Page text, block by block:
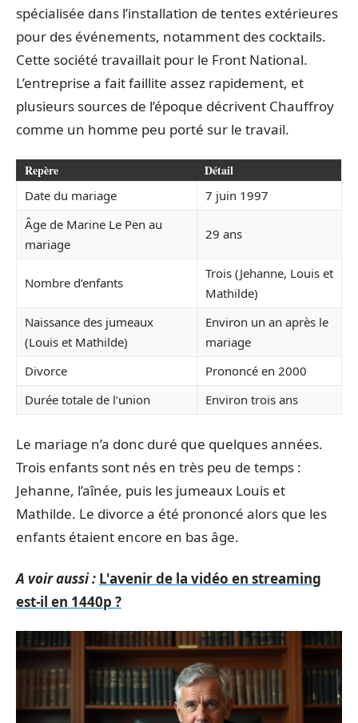
spécialisée dans l’installation de tentes extérieures
pour des événements, notamment des cocktails.
Cette société travaillait pour le Front National.
L’entreprise a fait faillite assez rapidement, et
plusieurs sources de l’époque décrivent Chauffroy
comme un homme peu porté sur le travail.
Repère Détail
Date du mariage
7 juin 1997
Âge de Marine Le Pen au
mariage
29 ans
Nombre d’enfants
Trois (Jehanne, Louis et
Mathilde)
Naissance des jumeaux
(Louis et Mathilde)
Environ un an après le
mariage
Divorce
Prononcé en 2000
Durée totale de l’union
Environ trois ans
Le mariage n’a donc duré que quelques années.
Trois enfants sont nés en très peu de temps :
Jehanne, l’aînée, puis les jumeaux Louis et
Mathilde. Le divorce a été prononcé alors que les
enfants étaient encore en bas âge.
A voir aussi : L'avenir de la vidéo en streaming
est-il en 1440p ?